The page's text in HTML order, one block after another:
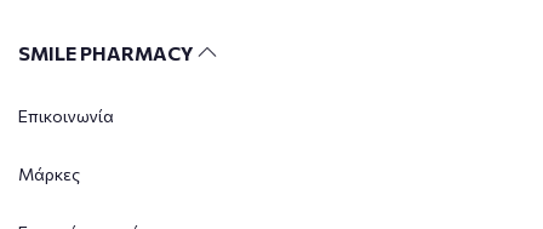
SMILE PHARMACY
Επικοινωνία
Μάρκες